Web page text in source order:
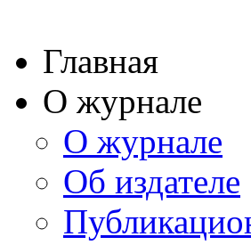
Главная
О журнале
О журнале
Об издателе